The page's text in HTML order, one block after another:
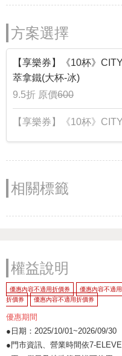
方案選擇
【享樂券】《10杯》
萃拿鐵(大杯-冰)
9.5折 原價600
【享樂券】《10杯》
相關標籤
權益說明
優惠內容不適用折價券 優惠內容不適
折價券
優惠內容不適用折價券
優惠期間
●日期：2025/10/01~2026/09/30
●門市資訊、營業時間依7-